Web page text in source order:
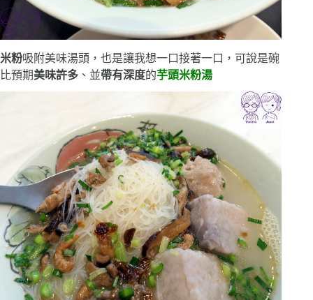
米粉吸附美味湯頭，也是讓我想一口接著一口，可說是碗
比預期美味許多 、並帶有深度的芋頭米粉湯